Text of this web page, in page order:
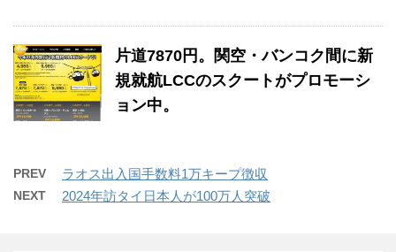
片道7870円。関空・バンコク間に新
規就航LCCのスクートがプロモーシ
ョン中。
PREV ラオス出入国手数料1万キープ徴収
NEXT 2024年訪タイ日本人が100万人突破